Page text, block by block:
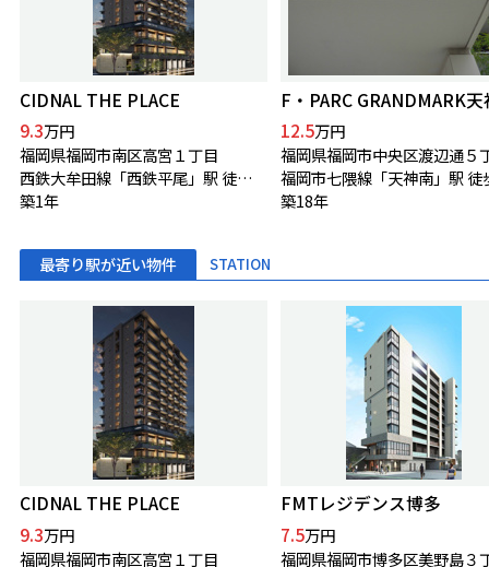
CIDNAL THE PLACE
9.3万円
福岡県福岡市南区高宮１丁目
西鉄大牟田線「西鉄平尾」駅 徒歩2分
築1年
F・PARC GRANDMARK天
12.5万円
福岡県福岡市中央区渡辺通５
福岡市七隈線「天神南」駅 徒
築18年
最寄り駅が近い物件 STATION
CIDNAL THE PLACE
9.3万円
福岡県福岡市南区高宮１丁目
FMTレジデンス博多
7.5万円
福岡県福岡市博多区美野島３